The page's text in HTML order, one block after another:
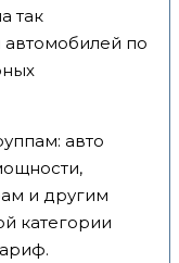
так
по
авто
и другим
категории